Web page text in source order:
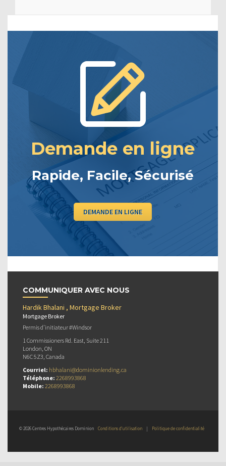
Demande en ligne
Rapide, Facile, Sécurisé
DEMANDE EN LIGNE
COMMUNIQUER AVEC NOUS
Hardik Bhalani , Mortgage Broker
Mortgage Broker
Permis d’initiateur #Windsor
1 Commissioners Rd. East, Suite 211
London, ON
N6C 5Z3, Canada
Courriel: hbhalani@dominionlending.ca
Téléphone: 2268993868
Mobile: 2268993868
© 2026 Centres Hypothécaires Dominion Conditions d’utilisation | Politique de confidentialité